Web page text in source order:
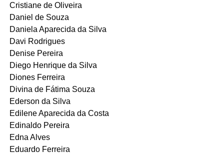
Cristiane de Oliveira
Daniel de Souza
Daniela Aparecida da Silva
Davi Rodrigues
Denise Pereira
Diego Henrique da Silva
Diones Ferreira
Divina de Fátima Souza
Ederson da Silva
Edilene Aparecida da Costa
Edinaldo Pereira
Edna Alves
Eduardo Ferreira